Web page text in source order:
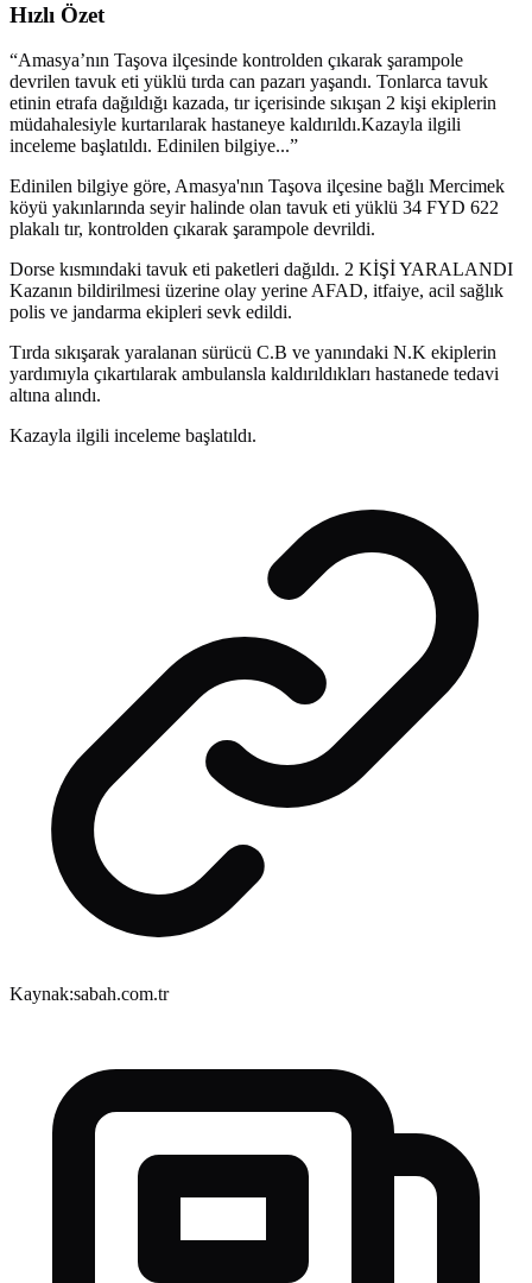
Hızlı Özet
“Amasya’nın Taşova ilçesinde kontrolden çıkarak şarampole
devrilen tavuk eti yüklü tırda can pazarı yaşandı. Tonlarca tavuk
etinin etrafa dağıldığı kazada, tır içerisinde sıkışan 2 kişi ekiplerin
müdahalesiyle kurtarılarak hastaneye kaldırıldı.Kazayla ilgili
inceleme başlatıldı. Edinilen bilgiye...”
Edinilen bilgiye göre, Amasya'nın Taşova ilçesine bağlı Mercimek
köyü yakınlarında seyir halinde olan tavuk eti yüklü 34 FYD 622
plakalı tır, kontrolden çıkarak şarampole devrildi.
Dorse kısmındaki tavuk eti paketleri dağıldı. 2 KİŞİ YARALANDI
Kazanın bildirilmesi üzerine olay yerine AFAD, itfaiye, acil sağlık
polis ve jandarma ekipleri sevk edildi.
Tırda sıkışarak yaralanan sürücü C.B ve yanındaki N.K ekiplerin
yardımıyla çıkartılarak ambulansla kaldırıldıkları hastanede tedavi
altına alındı.
Kazayla ilgili inceleme başlatıldı.
Kaynak:sabah.com.tr